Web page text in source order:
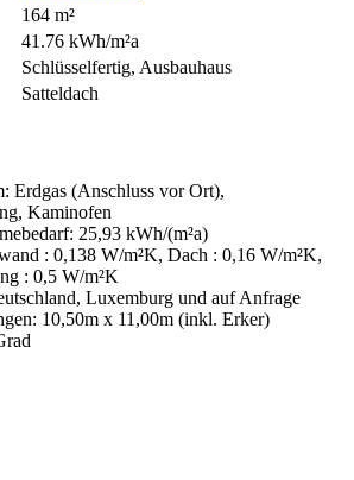
164 m²
41.76 kWh/m²a
Schlüsselfertig, Ausbauhaus
Satteldach
Erdgas (Anschluss vor Ort),
Kaminofen
25,93 kWh/(m²a)
: 0,138 W/m²K, Dach : 0,16 W/m²K,
: 0,5 W/m²K
Luxemburg und auf Anfrage
10,50m x 11,00m (inkl. Erker)